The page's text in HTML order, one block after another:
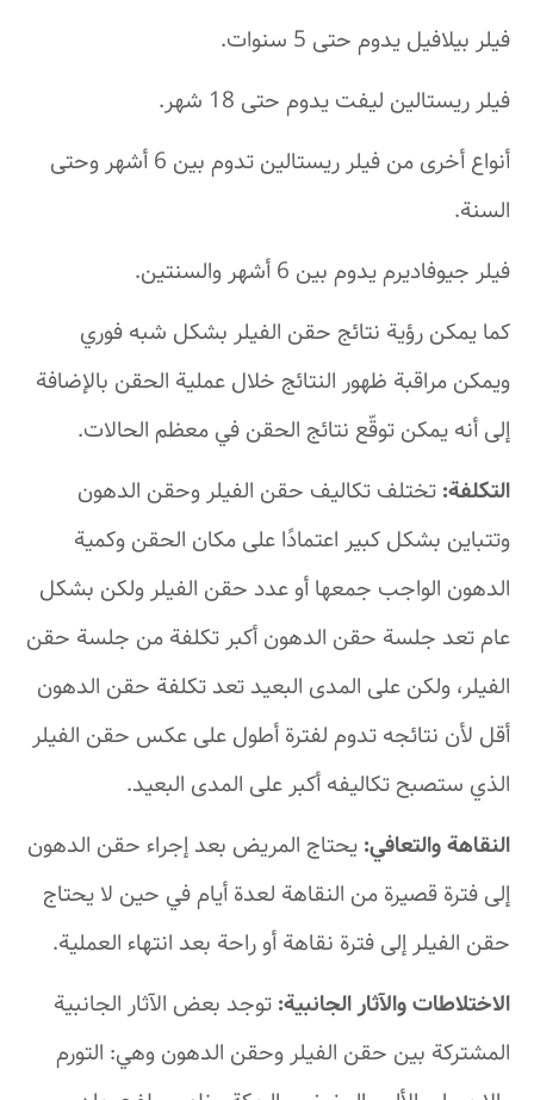
فيلر بيلافيل يدوم حتى 5 سنوات.
فيلر ريستالين ليفت يدوم حتى 18 شهر.
أنواع أخرى من فيلر ريستالين تدوم بين 6 أشهر وحتى
السنة.
فيلر جيوفاديرم يدوم بين 6 أشهر والسنتين.
كما يمكن رؤية نتائج حقن الفيلر بشكل شبه فوري
ويمكن مراقبة ظهور النتائج خلال عملية الحقن بالإضافة
إلى أنه يمكن توقّع نتائج الحقن في معظم الحالات.
التكلفة: تختلف تكاليف حقن الفيلر وحقن الدهون
وتتباين بشكل كبير اعتمادًا على مكان الحقن وكمية
الدهون الواجب جمعها أو عدد حقن الفيلر ولكن بشكل
عام تعد جلسة حقن الدهون أكبر تكلفة من جلسة حقن
الفيلر، ولكن على المدى البعيد تعد تكلفة حقن الدهون
أقل لأن نتائجه تدوم لفترة أطول على عكس حقن الفيلر
الذي ستصبح تكاليفه أكبر على المدى البعيد.
النقاهة والتعافي: يحتاج المريض بعد إجراء حقن الدهون
إلى فترة قصيرة من النقاهة لعدة أيام في حين لا يحتاج
حقن الفيلر إلى فترة نقاهة أو راحة بعد انتهاء العملية.
الاختلاطات والآثار الجانبية: توجد بعض الآثار الجانبية
المشتركة بين حقن الفيلر وحقن الدهون وهي: التورم